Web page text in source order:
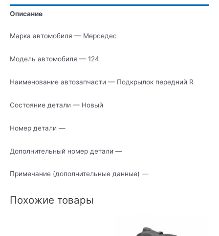
R
Описание
Марка автомобиля — Мерседес
Модель автомобиля — 124
Наименование автозапчасти — Подкрылок передний R
Состояние детали — Новый
Номер детали —
Дополнительный номер детали —
Примечание (дополнительные данные) —
Похожие товары